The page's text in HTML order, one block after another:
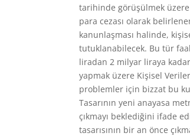
tarihinde görüşülmek üzere
para cezası olarak
kanunlaşması halinde,
tutuklanabilecek. Bu tür
liradan 2 milyar liraya
yapmak üzere Kişisel
problemler için bizzat bu
Tasarının yeni anayasa
çıkmayı beklediğini ifade
tasarısının bir an önce